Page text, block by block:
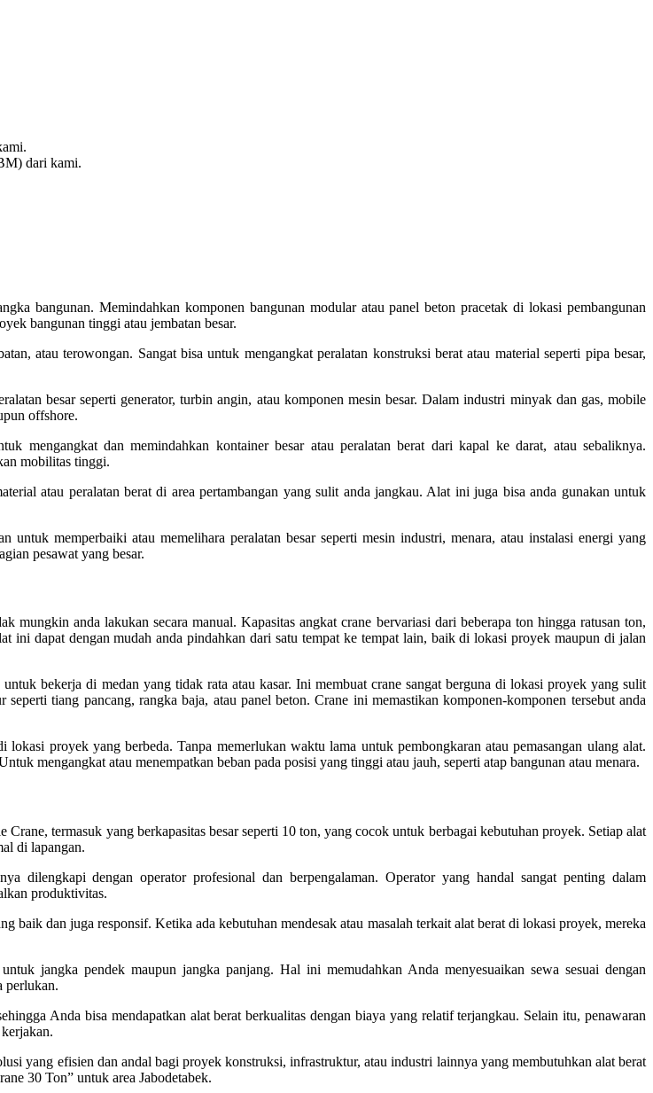
dari kami.
bangunan. Memindahkan komponen bangunan modular atau panel beton pracetak di lokasi pembangunan
bangunan tinggi atau jembatan besar.
atau terowongan. Sangat bisa untuk mengangkat peralatan konstruksi berat atau material seperti pipa besar,
besar seperti generator, turbin angin, atau komponen mesin besar. Dalam industri minyak dan gas, mobile
offshore.
mengangkat dan memindahkan kontainer besar atau peralatan berat dari kapal ke darat, atau sebaliknya.
mobilitas tinggi.
atau peralatan berat di area pertambangan yang sulit anda jangkau. Alat ini juga bisa anda gunakan untuk
untuk memperbaiki atau memelihara peralatan besar seperti mesin industri, menara, atau instalasi energi yang
pesawat yang besar.
mungkin anda lakukan secara manual. Kapasitas angkat crane bervariasi dari beberapa ton hingga ratusan ton,
dapat dengan mudah anda pindahkan dari satu tempat ke tempat lain, baik di lokasi proyek maupun di jalan
bekerja di medan yang tidak rata atau kasar. Ini membuat crane sangat berguna di lokasi proyek yang sulit
tiang pancang, rangka baja, atau panel beton. Crane ini memastikan komponen-komponen tersebut anda
proyek yang berbeda. Tanpa memerlukan waktu lama untuk pembongkaran atau pemasangan ulang alat.
mengangkat atau menempatkan beban pada posisi yang tinggi atau jauh, seperti atap bangunan atau menara.
Crane, termasuk yang berkapasitas besar seperti 10 ton, yang cocok untuk berbagai kebutuhan proyek. Setiap alat
di lapangan.
dilengkapi dengan operator profesional dan berpengalaman. Operator yang handal sangat penting dalam
produktivitas.
baik dan juga responsif. Ketika ada kebutuhan mendesak atau masalah terkait alat berat di lokasi proyek, mereka
jangka pendek maupun jangka panjang. Hal ini memudahkan Anda menyesuaikan sewa sesuai dengan
perlukan.
Anda bisa mendapatkan alat berat berkualitas dengan biaya yang relatif terjangkau. Selain itu, penawaran
yang efisien dan andal bagi proyek konstruksi, infrastruktur, atau industri lainnya yang membutuhkan alat berat
30 Ton” untuk area Jabodetabek.